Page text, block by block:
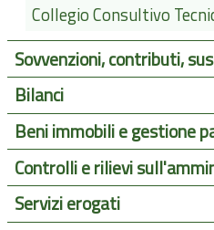
Collegio Consultivo
Sovvenzioni, contributi,
Bilanci
Beni immobili e gestione
Controlli e rilievi
Servizi erogati